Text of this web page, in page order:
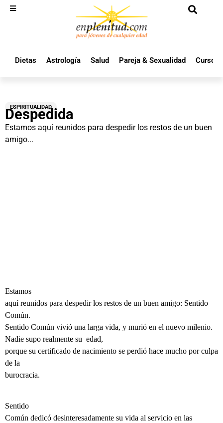
Dietas Astrología Salud Pareja & Sexualidad Cursos
ESPIRITUALIDAD
Despedida
Estamos aquí reunidos para despedir los restos de un buen
amigo...
Estamos
aquí reunidos para despedir los restos de un buen amigo: Sentido
Común.
Sentido Común vivió una larga vida, y murió en el nuevo milenio.
Nadie supo realmente su edad,
porque su certificado de nacimiento se perdió hace mucho por culpa
de la
burocracia.
Sentido
Común dedicó desinteresadamente su vida al servicio en las